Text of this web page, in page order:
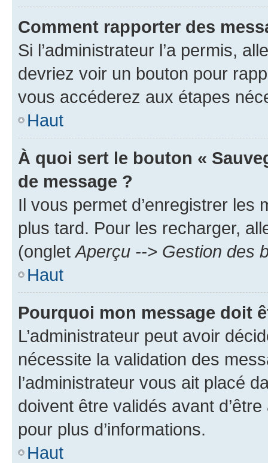
Comment rapporter des
Si l’administrateur l’a permis,
devriez voir un bouton pour
vous accéderez aux étapes
Haut
À quoi sert le bouton «
de message ?
Il vous permet d’enregistrer
plus tard. Pour les recharger,
(onglet Aperçu --> Gestion des
Haut
Pourquoi mon message doit
L’administrateur peut avoir
nécessite la validation des
l’administrateur vous ait placé
doivent être validés avant
pour plus d’informations.
Haut